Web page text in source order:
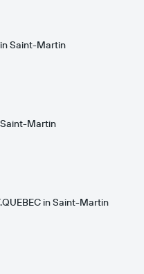
Saint-Martin
Martin
in Saint-Martin